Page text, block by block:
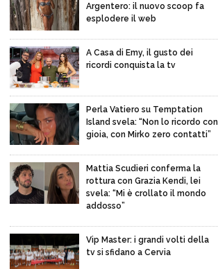
Argentero: il nuovo scoop fa
esplodere il web
A Casa di Emy, il gusto dei
ricordi conquista la tv
Perla Vatiero su Temptation
Island svela: “Non lo ricordo con
gioia, con Mirko zero contatti”
Mattia Scudieri conferma la
rottura con Grazia Kendi, lei
svela: “Mi è crollato il mondo
addosso”
Vip Master: i grandi volti della
tv si sfidano a Cervia